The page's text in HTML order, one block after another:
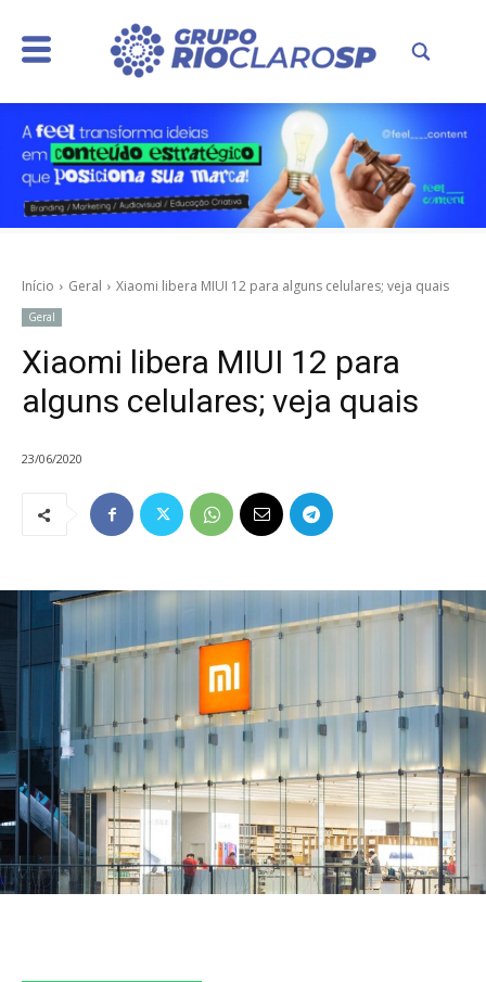
Início Geral Xiaomi libera MIUI 12 para alguns celulares; veja quais
Geral
Xiaomi libera MIUI 12 para
alguns celulares; veja quais
23/06/2020